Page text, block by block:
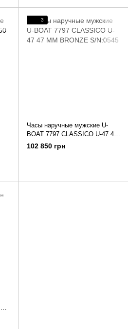
3
Часы наручные мужские U-
BOAT 7797 CLASSICO U-47 47
MM BRONZE S/N:0545
102 850 грн